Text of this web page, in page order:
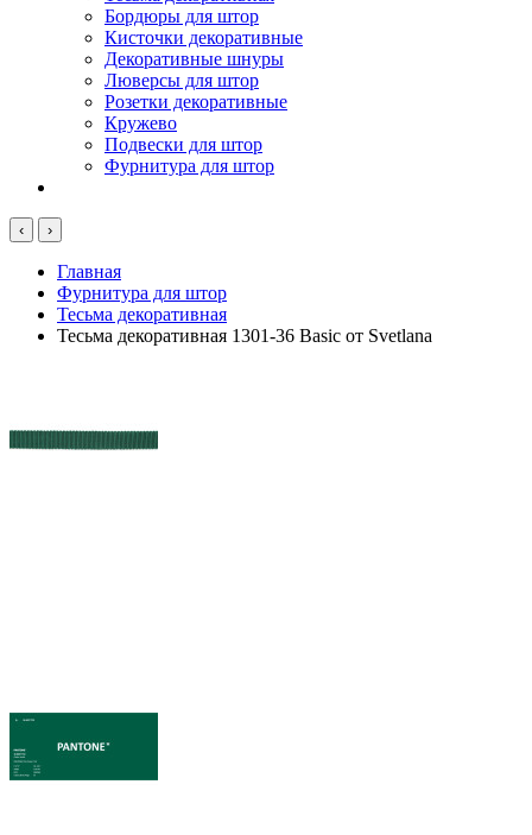
Бордюры для штор
Кисточки декоративные
Декоративные шнуры
Люверсы для штор
Розетки декоративные
Кружево
Подвески для штор
Фурнитура для штор
‹ ›
Главная
Фурнитура для штор
Тесьма декоративная
Тесьма декоративная 1301-36 Basic от Svetlana